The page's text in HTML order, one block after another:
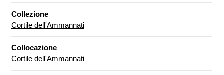
Collezione
Cortile dell'Ammannati
Collocazione
Cortile dell'Ammannati